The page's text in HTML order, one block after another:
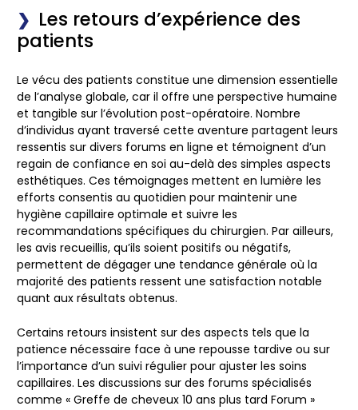
Les retours d’expérience des
patients
Le vécu des patients constitue une dimension essentielle
de l’analyse globale, car il offre une perspective humaine
et tangible sur l’évolution post-opératoire. Nombre
d’individus ayant traversé cette aventure partagent leurs
ressentis sur divers forums en ligne et témoignent d’un
regain de confiance en soi au-delà des simples aspects
esthétiques. Ces témoignages mettent en lumière les
efforts consentis au quotidien pour maintenir une
hygiène capillaire optimale et suivre les
recommandations spécifiques du chirurgien. Par ailleurs,
les avis recueillis, qu’ils soient positifs ou négatifs,
permettent de dégager une tendance générale où la
majorité des patients ressent une satisfaction notable
quant aux résultats obtenus.
Certains retours insistent sur des aspects tels que la
patience nécessaire face à une repousse tardive ou sur
l’importance d’un suivi régulier pour ajuster les soins
capillaires. Les discussions sur des forums spécialisés
comme « Greffe de cheveux 10 ans plus tard Forum »